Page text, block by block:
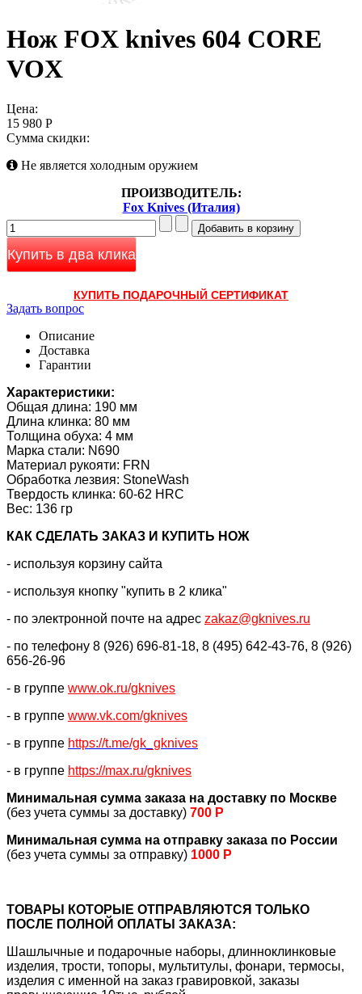
Нож FOX knives 604 CORE
VOX
Цена:
15 980 Р
Сумма скидки:
Не является холодным оружием
ПРОИЗВОДИТЕЛЬ:
Fox Knives (Италия)
Купить в два клика
КУПИТЬ ПОДАРОЧНЫЙ СЕРТИФИКАТ
Задать вопрос
Описание
Доставка
Гарантии
Характеристики:
Общая длина: 190 мм
Длина клинка: 80 мм
Толщина обуха: 4 мм
Марка стали: N690
Материал рукояти: FRN
Обработка лезвия: StoneWash
Твердость клинка: 60-62 HRC
Вес: 136 гр
КАК CДЕЛАТЬ ЗАКАЗ И КУПИТЬ НОЖ
- используя корзину сайта
- используя кнопку "купить в 2 клика"
- по электронной почте на адрес zakaz@gknives.ru
- по телефону 8 (926) 696-81-18, 8 (495) 642-43-76, 8 (926)
656-26-96
- в группе www.ok.ru/gknives
- в группе www.vk.com/gknives
- в группе https://t.me/gk_gknives
- в группе https://max.ru/gknives
Минимальная сумма заказа на доставку по Москве
(без учета суммы за доставку) 700 Р
Минимальная сумма на отправку заказа по России
(без учета суммы за отправку) 1000 Р
ТОВАРЫ КОТОРЫЕ ОТПРАВЛЯЮТСЯ ТОЛЬКО
ПОСЛЕ ПОЛНОЙ ОПЛАТЫ ЗАКАЗА:
Шашлычные и подарочные наборы, длинноклинковые
изделия, трости, топоры, мультитулы, фонари, термосы,
изделия с именной на заказ гравировкой, заказы